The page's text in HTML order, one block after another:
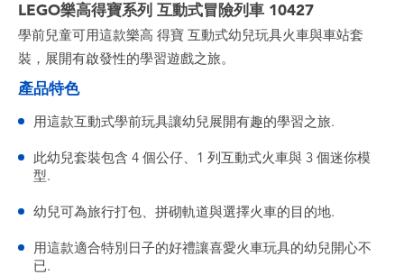
LEGO樂高得寶系列 互動式冒險列車 10427
學前兒童可用這款樂高 得寶 互動式幼兒玩具火車與車站套
裝，展開有啟發性的學習遊戲之旅。
產品特色
用這款互動式學前玩具讓幼兒展開有趣的學習之旅.
此幼兒套裝包含 4 個公仔、1 列互動式火車與 3 個迷你模
型.
幼兒可為旅行打包、拼砌軌道與選擇火車的目的地.
用這款適合特別日子的好禮讓喜愛火車玩具的幼兒開心不
已.